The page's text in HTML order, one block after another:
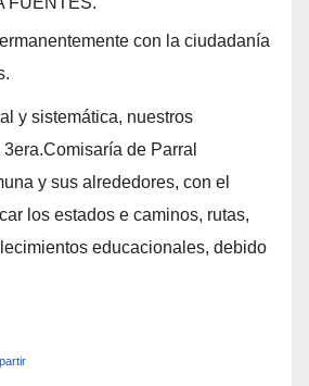
con la ciudadanía
y sistemática, nuestros
de Parral
y sus alrededores, con el
los estados e caminos, rutas,
educacionales, debido